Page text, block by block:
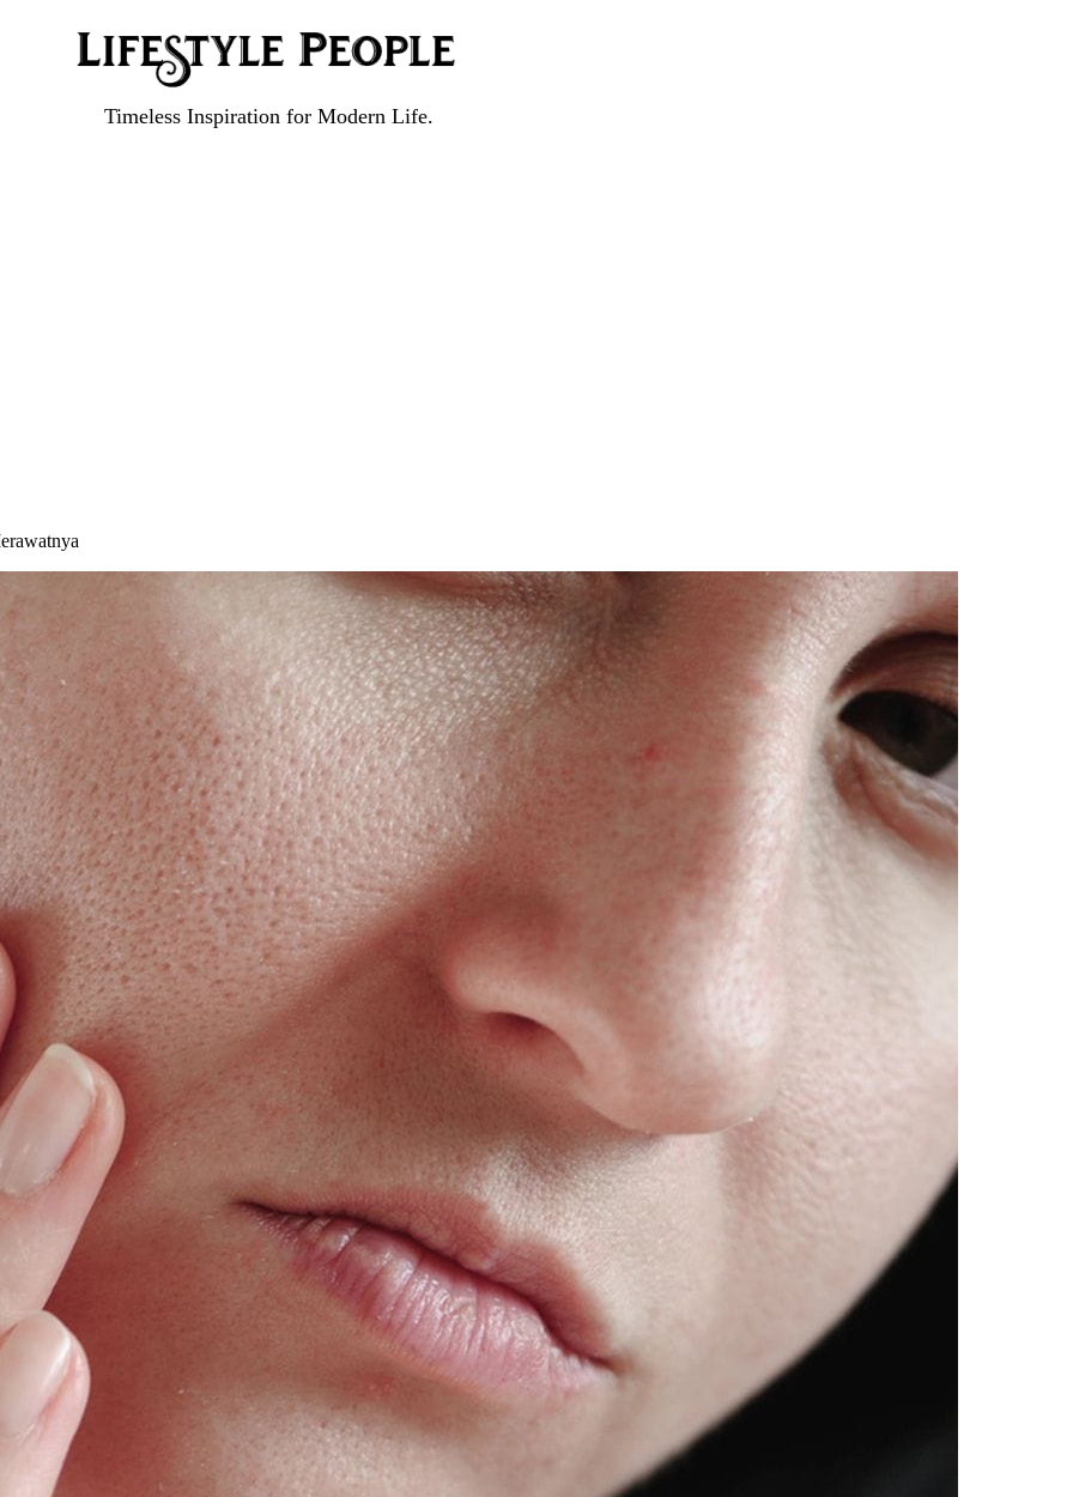
Timeless Inspiration for Modern Life.